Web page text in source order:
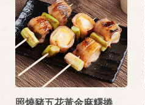
照燒豬五花黃金麻糬捲